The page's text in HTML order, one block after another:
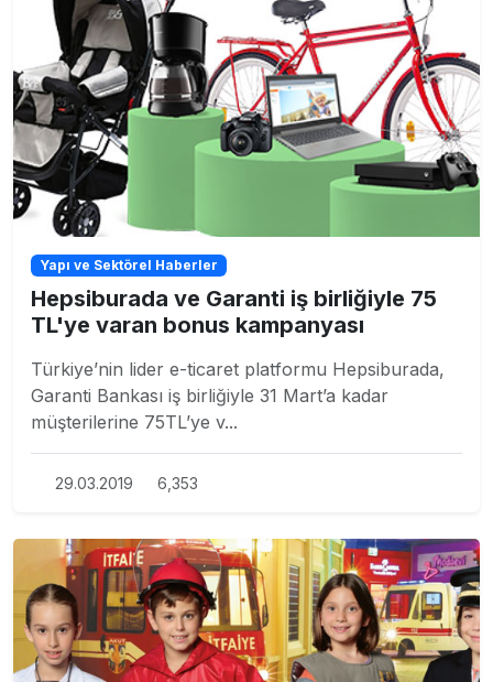
Yapı ve Sektörel Haberler
Hepsiburada ve Garanti iş birliğiyle 75
TL'ye varan bonus kampanyası
Türkiye’nin lider e-ticaret platformu Hepsiburada,
Garanti Bankası iş birliğiyle 31 Mart’a kadar
müşterilerine 75TL’ye v...
29.03.2019 6,353